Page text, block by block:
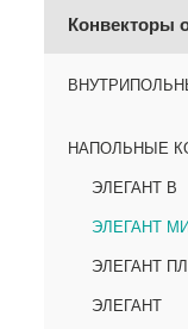
Конвекторы
НАПОЛЬНЫЕ
ЭЛЕГАНТ В
ЭЛЕГАНТ
ЭЛЕГАНТ
ЭЛЕГАНТ